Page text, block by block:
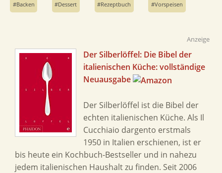
Backen Dessert Rezeptbuch Vorspeisen
Anzeige
Der Silberlöffel: Die Bibel der
italienischen Küche: vollständige
Neuausgabe
Der Silberlöffel ist die Bibel der
echten italienischen Küche. Als Il
Cucchiaio dargento erstmals
1950 in Italien erschienen, ist er
bis heute ein Kochbuch-Bestseller und in nahezu
jedem italienischen Haushalt zu finden. Seit 2006